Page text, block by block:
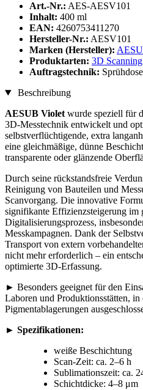
Art.-Nr.: AES-AESV101
Inhalt: 400 ml
EAN: 4260753411270
Hersteller-Nr.: AESV101
Marken (Hersteller):
Produktarten: 3D
Auftragstechnik: Sprühdose
Beschreibung
AESUB Violet wurde speziell für
3D-Messtechnik entwickelt und
selbstverflüchtigende, extra
eine gleichmäßige, dünne
transparente oder glänzende
Durch seine rückstandsfreie
Reinigung von Bauteilen und
Scanvorgang. Die innovative
signifikante Effizienzsteigerung im
Digitalisierungsprozess,
Messkampagnen. Dank der
Transport von extern
nicht mehr erforderlich – ein
optimierte 3D-Erfassung.
► Besonders geeignet für den
Laboren und Produktionsstätten,
Pigmentablagerungen
► Spezifikationen:
weiße Beschichtung
Scan-Zeit: ca. 2–6 h
Sublimationszeit: ca.
Schichtdicke: 4–8 μm